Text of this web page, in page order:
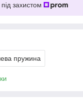
захистом
пружина